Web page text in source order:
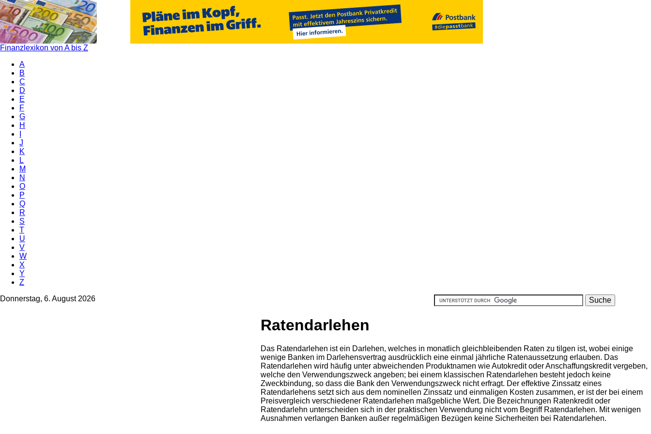
Finanzlexikon von A bis Z
A
B
C
D
E
F
G
H
J
K
L
M
N
O
P
Q
R
S
T
U
V
W
X
Y
Z
Donnerstag, 6. August 2026
Ratendarlehen
Das Ratendarlehen ist ein Darlehen, welches in monatlich gleichbleibenden Raten zu tilgen ist, wobei einige
wenige Banken im Darlehensvertrag ausdrücklich eine einmal jährliche Ratenaussetzung erlauben. Das
Ratendarlehen wird häufig unter abweichenden Produktnamen wie Autokredit oder Anschaffungskredit vergeben,
welche den Verwendungszweck angeben; bei einem klassischen Ratendarlehen besteht jedoch keine
Zweckbindung, so dass die Bank den Verwendungszweck nicht erfragt. Der effektive Zinssatz eines
Ratendarlehens setzt sich aus dem nominellen Zinssatz und einmaligen Kosten zusammen, er ist der bei einem
Preisvergleich verschiedener Ratendarlehen maßgebliche Wert. Die Bezeichnungen Ratenkredit oder
Ratendarlehn unterscheiden sich in der praktischen Verwendung nicht vom Begriff Ratendarlehen. Mit wenigen
Ausnahmen verlangen Banken außer regelmäßigen Bezügen keine Sicherheiten bei Ratendarlehen.